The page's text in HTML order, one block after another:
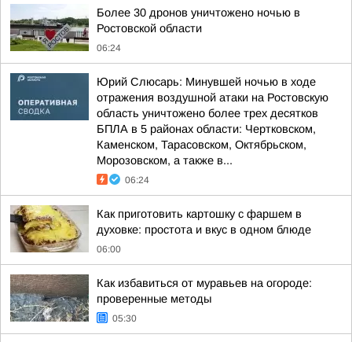
Более 30 дронов уничтожено ночью в
Ростовской области
06:24
Юрий Слюсарь: Минувшей ночью в ходе
отражения воздушной атаки на Ростовскую
область уничтожено более трех десятков
БПЛА в 5 районах области: Чертковском,
Каменском, Тарасовском, Октябрьском,
Морозовском, а также в...
06:24
Как приготовить картошку с фаршем в
духовке: простота и вкус в одном блюде
06:00
Как избавиться от муравьев на огороде:
проверенные методы
05:30